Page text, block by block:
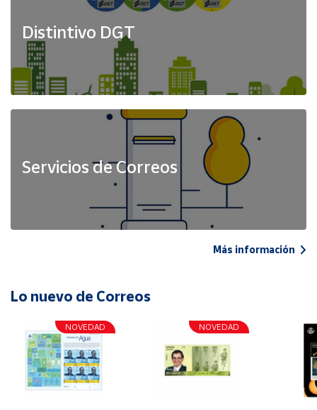
Distintivo DGT
Servicios de Correos
Más información
Lo nuevo de Correos
NOVEDAD NOVEDAD